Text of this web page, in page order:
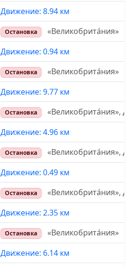
Движение: 8.94 км
Остановка
«Великобрита́ния»
Движение: 0.94 км
Остановка
«Великобрита́ния»
Движение: 9.77 км
Остановка
«Великобрита́ния»,
Движение: 4.96 км
Остановка
«Великобрита́ния»,
Движение: 0.49 км
Остановка
«Великобрита́ния»,
Движение: 2.35 км
Остановка
«Великобрита́ния»
Движение: 6.14 км